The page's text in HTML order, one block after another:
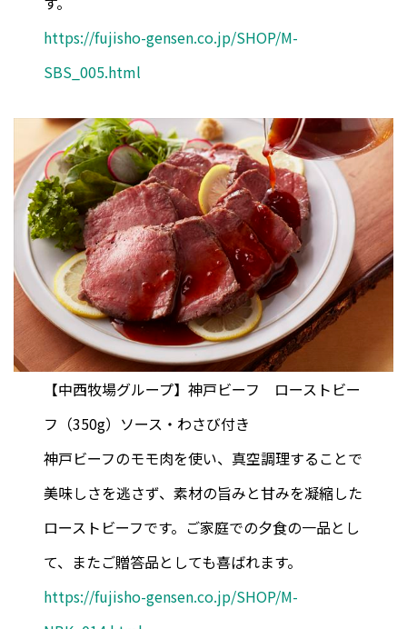
https://fujisho-gensen.co.jp/SHOP/M-
SBS_005.html
【中西牧場グループ】神戸ビーフ ローストビー
フ（350g）ソース・わさび付き
神戸ビーフのモモ肉を使い、真空調理することで
美味しさを逃さず、素材の旨みと甘みを凝縮した
ローストビーフです。ご家庭での夕食の一品とし
て、またご贈答品としても喜ばれます。
https://fujisho-gensen.co.jp/SHOP/M-